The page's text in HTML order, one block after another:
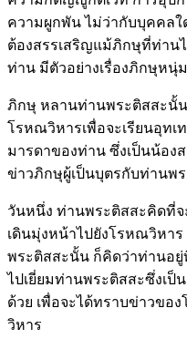
ความผูกพัน ไม่ว่ากับบุคคลใ
ต้องสรรเสริญแม้ภิกษุที่ท่าน
ท่าน มีตัวอย่างเรื่องภิกษุหนุ่
ภิกษุ หลานท่านพระติสสะนั้
โรหณวิหารเพื่อจะเรียนอุทเ
มารดาของท่าน ซึ่งเป็นน้อง
ข่าวภิกษุผู้เป็นบุตรกับท่านพร
วันหนึ่ง ท่านพระติสสะคิดที่
เดินมุ่งหน้าไปยังโรหณวิหา
พระติสสะนั้น ก็คิดว่าท่านอ
ไปเยี่ยมท่านพระติสสะซึ่งเ
ด้วย เพื่อจะได้ทราบข่าวขอ
วิหาร